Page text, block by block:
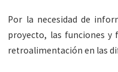
Por la necesidad de
proyecto, las funciones y
retroalimentación en las